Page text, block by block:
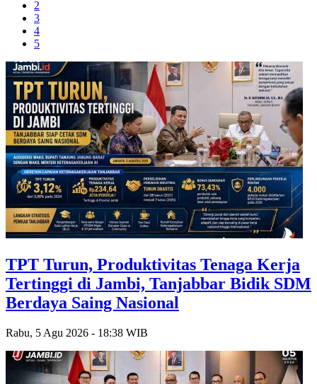
2
3
4
5
TPT Turun, Produktivitas Tenaga Kerja
Tertinggi di Jambi, Tanjabbar Bidik SDM
Berdaya Saing Nasional
Rabu, 5 Agu 2026 - 18:38 WIB